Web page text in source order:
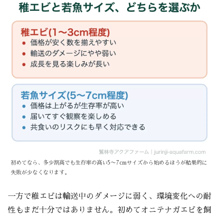
初めてなら、多少割高でも生存率の高い5〜7cmサイズから始めるほうが結果的に
失敗が少なくなります。
一方で稚エビは輸送中のダメージに弱く、環境変化への耐
性もまだ十分ではありません。初めてオニテナガエビを飼